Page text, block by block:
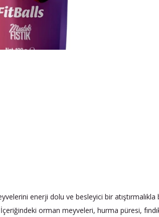
enerji dolu ve besleyici bir
İçeriğindeki orman meyveleri, hurma püresi,